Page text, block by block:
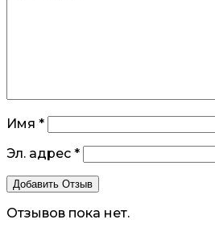
Имя *
Эл. адрес *
Отзывов пока нет.